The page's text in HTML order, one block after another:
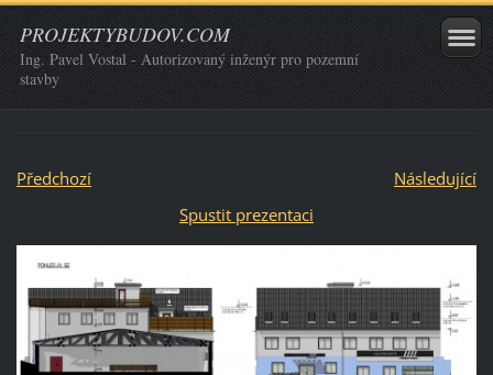
PROJEKTYBUDOV.COM
Ing. Pavel Vostal - Autorizovaný inženýr pro pozemní
stavby
Předchozí
Následující
Spustit prezentaci